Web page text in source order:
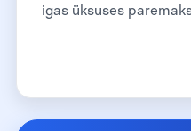
igas üksuses